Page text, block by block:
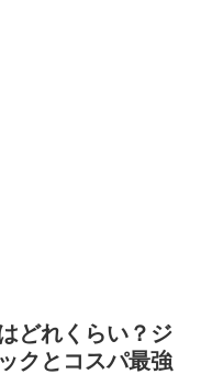
どれくらい？ジ
クとコスパ最強